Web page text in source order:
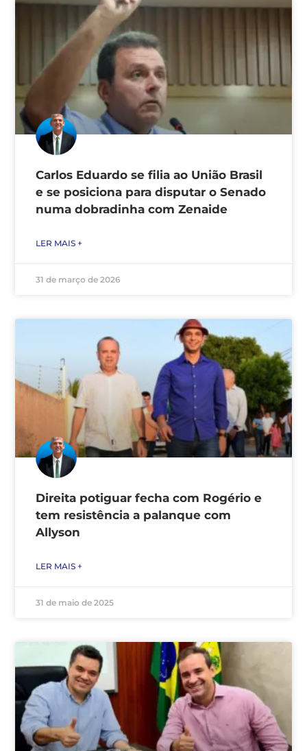
Carlos Eduardo se filia ao União Brasil
e se posiciona para disputar o Senado
numa dobradinha com Zenaide
LER MAIS +
31 de março de 2026
Direita potiguar fecha com Rogério e
tem resistência a palanque com
Allyson
LER MAIS +
31 de maio de 2025